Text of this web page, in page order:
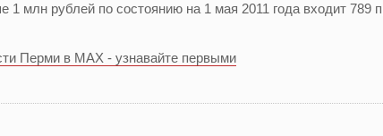
1 млн рублей по состоянию на 1 мая 2011 года входит 789
Перми в MAX - узнавайте первыми